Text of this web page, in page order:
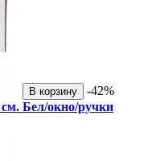
В корзину
-42%
Бел/окно/ручки